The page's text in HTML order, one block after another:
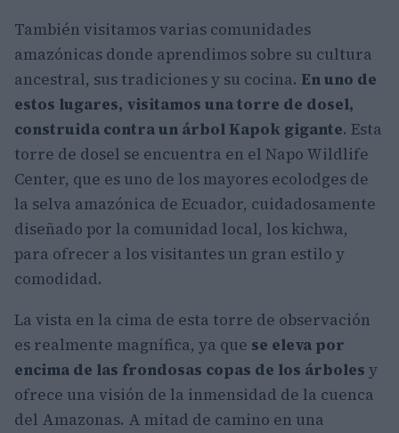
También visitamos varias comunidades
amazónicas donde aprendimos sobre su cultura
ancestral, sus tradiciones y su cocina. En uno de
estos lugares, visitamos una torre de dosel,
construida contra un árbol Kapok gigante. Esta
torre de dosel se encuentra en el Napo Wildlife
Center, que es uno de los mayores ecolodges de
la selva amazónica de Ecuador, cuidadosamente
diseñado por la comunidad local, los kichwa,
para ofrecer a los visitantes un gran estilo y
comodidad.
La vista en la cima de esta torre de observación
es realmente magnífica, ya que se eleva por
encima de las frondosas copas de los árboles y
ofrece una visión de la inmensidad de la cuenca
del Amazonas. A mitad de camino en una